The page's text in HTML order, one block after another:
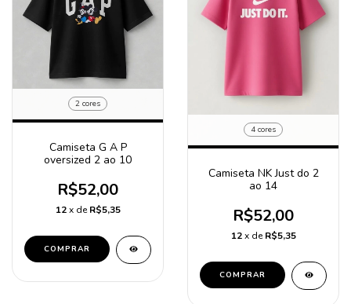
2 cores
Camiseta G A P
oversized 2 ao 10
R$52,00
12 x deR$5,35
COMPRAR
4 cores
Camiseta NK Just do 2
ao 14
R$52,00
12 x deR$5,35
COMPRAR